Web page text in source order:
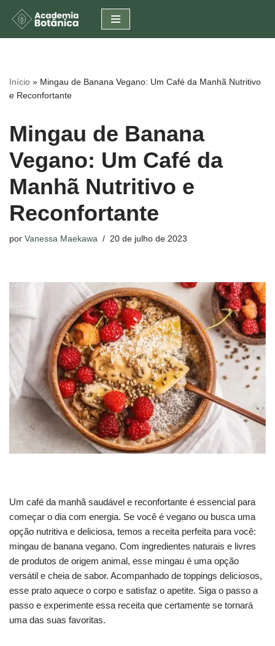
Pular
conteúdo
Início » Mingau de Banana Vegano: Um Café da Manhã Nutritivo
e Reconfortante
Mingau de Banana
Vegano: Um Café da
Manhã Nutritivo e
Reconfortante
por Vanessa Maekawa 20 de julho de 2023
Um café da manhã saudável e reconfortante é essencial para
começar o dia com energia. Se você é vegano ou busca uma
opção nutritiva e deliciosa, temos a receita perfeita para você:
mingau de banana vegano. Com ingredientes naturais e livres
de produtos de origem animal, esse mingau é uma opção
versátil e cheia de sabor. Acompanhado de toppings deliciosos,
esse prato aquece o corpo e satisfaz o apetite. Siga o passo a
passo e experimente essa receita que certamente se tornará
uma das suas favoritas.